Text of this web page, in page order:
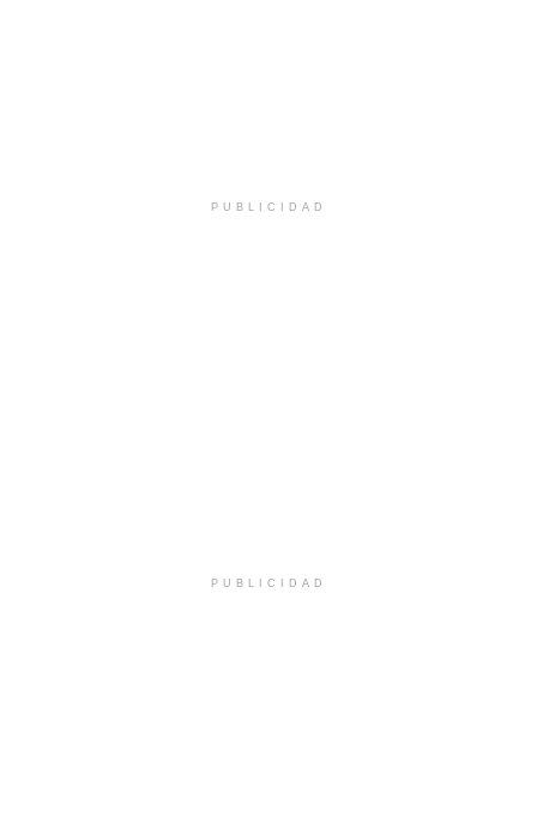
PUBLICIDAD
PUBLICIDAD